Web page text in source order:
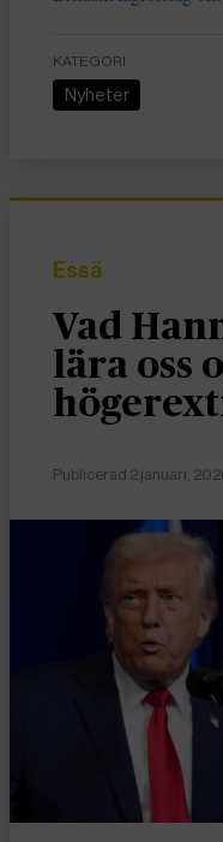
KATEGORI
Nyheter
Essä
Vad
lära oss
Publicerad 2 januari,